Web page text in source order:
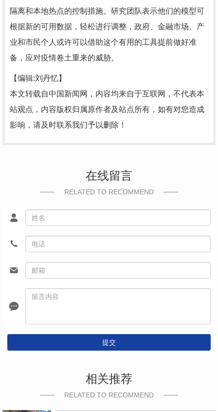
隔离和本地热点的控制措施。研究团队表示他们的模型可
根据新的可用数据，轻松进行调整，政府、金融市场、产
业和市民个人或许可以借助这个有用的工具提前做好准
备，应对疫情卷土重来的威胁。
【编辑:刘丹忆】
本文转载自中国新闻网，内容均来自于互联网，不代表本
站观点，内容版权归属原作者及站点所有，如有对您造成
影响，请及时联系我们予以删除！
在线留言
RELATED TO RECOMMEND
提交
相关推荐
RELATED TO RECOMMEND